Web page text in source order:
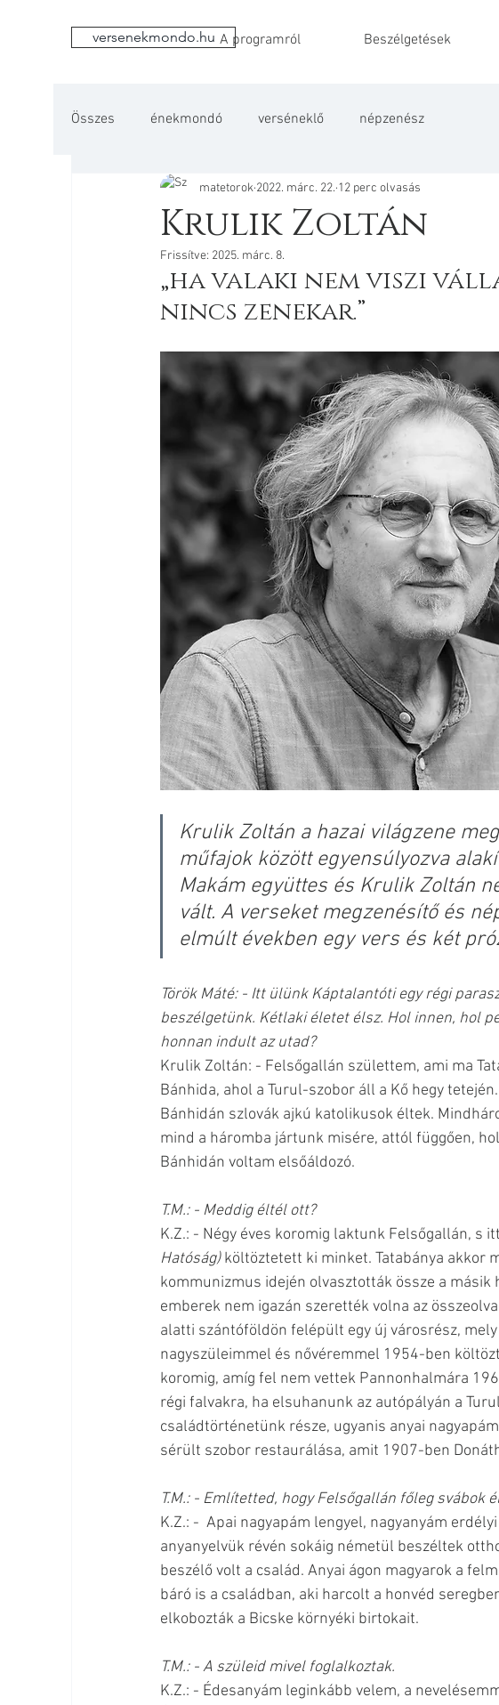
versenekmondo.hu A programról Beszélgetések
Összes énekmondó verséneklő népzenész
Krulik Zoltán
matetorok 2022. márc. 22. 12 perc olvasás
Frissítve: 2025. márc. 8.
„ha valaki nem viszi
nincs zenekar.”
Krulik Zoltán a hazai világzene
műfajok között egyensúlyozva
Makám együttes és Krulik Zoltán
vált. A verseket megzenésítő és
elmúlt években egy vers és két
Török Máté: - Itt ülünk Káptalantóti egy régi
beszélgetünk. Kétlaki életet élsz. Hol innen, hol
honnan indult az utad?
Krulik Zoltán: - Felsőgallán születtem, ami ma
Bánhida, ahol a Turul-szobor áll a Kő hegy
Bánhidán szlovák ajkú katolikusok éltek.
mind a háromba jártunk misére, attól függően,
Bánhidán voltam elsőáldozó.
T.M.: - Meddig éltél ott?
K.Z.: - Négy éves koromig laktunk Felsőgallán, s
Hatóság) költöztetett ki minket. Tatabánya akkor
kommunizmus idején olvasztották össze a
emberek nem igazán szerették volna az
alatti szántóföldön felépült egy új városrész,
nagyszüleimmel és nővéremmel 1954-ben
koromig, amíg fel nem vettek Pannonhalmára
régi falvakra, ha elsuhanunk az autópályán a
családtörténetünk része, ugyanis anyai
sérült szobor restaurálása, amit 1907-ben
T.M.: - Említetted, hogy Felsőgallán főleg svábok
K.Z.: -  Apai nagyapám lengyel, nagyanyám
anyanyelvük révén sokáig németül beszéltek
beszélő volt a család. Anyai ágon magyarok a
báró is a családban, aki harcolt a honvéd
elkobozták a Bicske környéki birtokait.
T.M.: - A szüleid mivel foglalkoztak.
K.Z.: - Édesanyám leginkább velem, a